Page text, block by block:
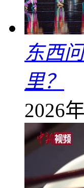
东西
里？
2026